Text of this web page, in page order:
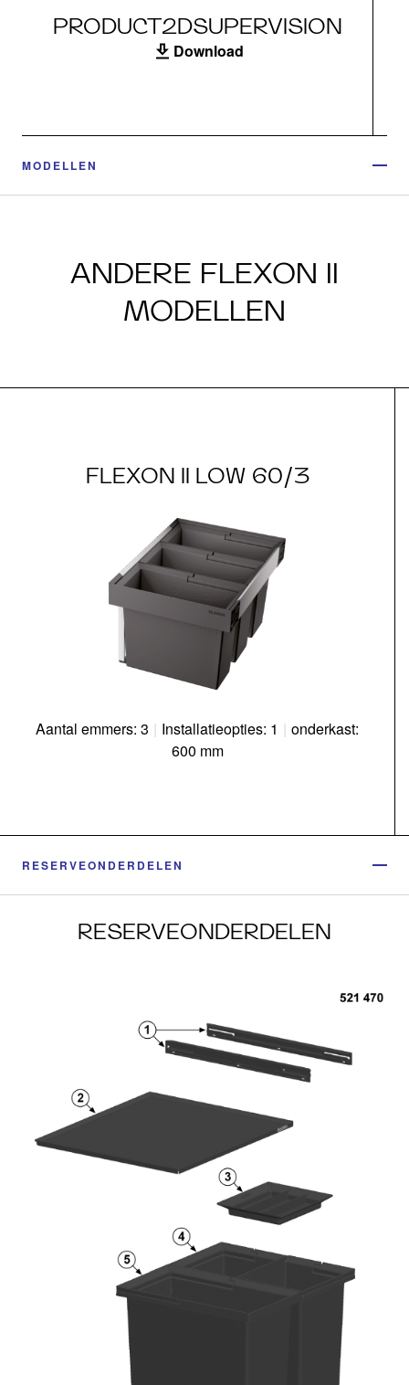
PRODUCT2DSUPERVISION
Download
MODELLEN
ANDERE FLEXON II
MODELLEN
FLEXON II LOW 60/3
Aantal emmers: 3 | Installatieopties: 1 | onderkast:
600 mm
RESERVEONDERDELEN
RESERVEONDERDELEN